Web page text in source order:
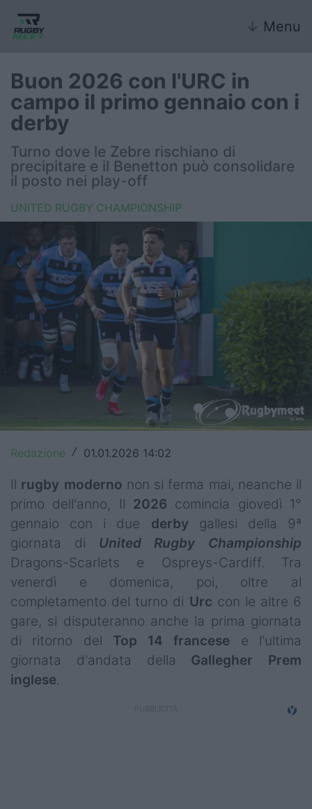
↓ Menu
Nazionale
Nazionali giovanili
Rugby Sevens
FIR
Internazionale
6 Nazioni
United Rugby Championship
Top14
Premiership
Champions Cup
Challenge Cup
World Rugby
Rugby World Cup
Super Rugby
Rugby in TV
Mercato
Serie A Elite
Campionati
Serie A
Buon 2026 con l'URC in
campo il primo gennaio con i
derby
Turno dove le Zebre rischiano di
precipitare e il Benetton può consolidare
il posto nei play-off
UNITED RUGBY CHAMPIONSHIP
Redazione / 01.01.2026 14:02
Il rugby moderno non si ferma mai, neanche il
primo dell'anno, Il 2026 comincia giovedì 1°
gennaio con i due derby gallesi della 9ª
giornata di United Rugby Championship
Dragons-Scarlets e Ospreys-Cardiff. Tra
venerdì e domenica, poi, oltre al
completamento del turno di Urc con le altre 6
gare, si disputeranno anche la prima giornata
di ritorno del Top 14 francese e l'ultima
giornata d'andata della Gallegher Prem
inglese.